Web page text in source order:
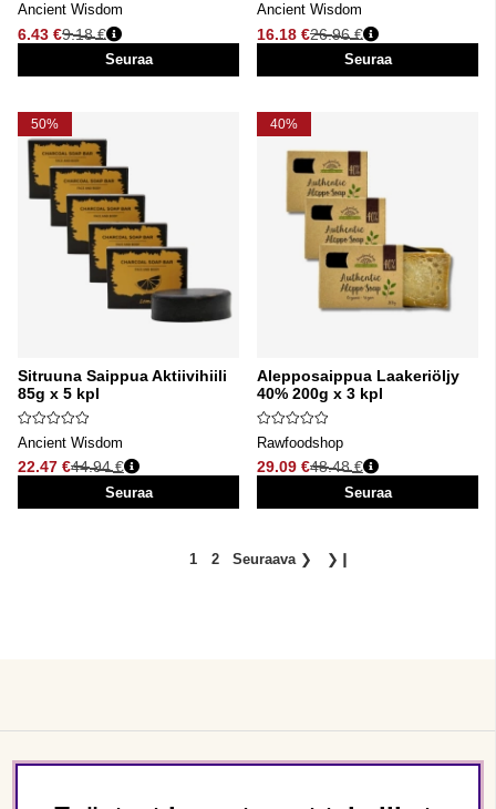
Ancient Wisdom
6.43 €
Normaali hinta
9.18 €
Seuraa
Ancient Wisdom
16.18 €
Normaali hinta
26.96 €
Seuraa
50%
Sitruuna Saippua Aktiivihiili
85g x 5 kpl
Ancient Wisdom
22.47 €
Normaali hinta
44.94 €
Seuraa
40%
Alepposaippua Laakeriöljy
40% 200g x 3 kpl
Rawfoodshop
29.09 €
Normaali hinta
48.48 €
Seuraa
1 2 Seuraava ❯ ❯❙